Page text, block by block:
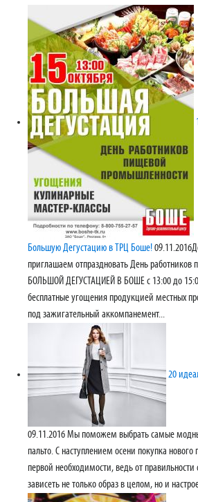
Большую Дегустацию в ТРЦ Боше!09.11.2016
приглашаем отпраздновать День
БОЛЬШОЙ ДЕГУСТАЦИЕЙ В БОШЕ с 13:00 до
бесплатные угощения продукцией местных
под зажигательный аккомпанемент...
20
09.11.2016Мы поможем выбрать самые
пальто. С наступлением осени покупка нового
первой необходимости, ведь от
зависеть не только образ в целом, но и